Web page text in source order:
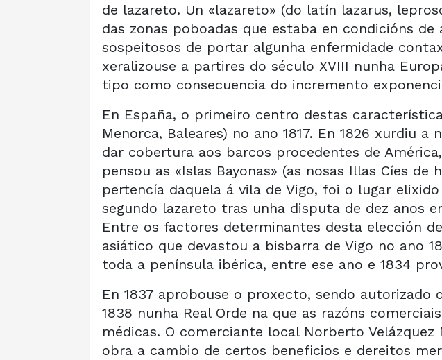
de lazareto. Un «lazareto» (do latín lazarus,
das zonas poboadas que estaba en condicións
sospeitosos de portar algunha enfermidade
xeralizouse a partires do século XVIII nunha
tipo como consecuencia do incremento
En España, o primeiro centro destas
Menorca, Baleares) no ano 1817. En 1826 xurdiu
dar cobertura aos barcos procedentes de
pensou as «Islas Bayonas» (as nosas Illas Cíes de
pertencía daquela á vila de Vigo, foi o lugar
segundo lazareto tras unha disputa de dez anos
Entre os factores determinantes desta elección
asiático que devastou a bisbarra de Vigo no ano
toda a península ibérica, entre ese ano e 1834
En 1837 aprobouse o proxecto, sendo
1838 nunha Real Orde na que as razóns
médicas. O comerciante local Norberto
obra a cambio de certos beneficios e dereitos